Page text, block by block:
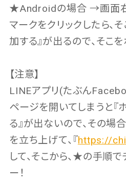
★Androidの場合 →画面右
マークをクリックしたら、
加する』が出るので、そこ
【注意】
LINEアプリ(たぶん
ページを開いてしまうと
る』が出ないので、その場
を立ち上げて、『https://
して、そこから、★の手順
ー！